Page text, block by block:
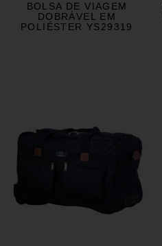
BOLSA DE VIAGEM
DOBRÁVEL EM
POLIÉSTER YS29319